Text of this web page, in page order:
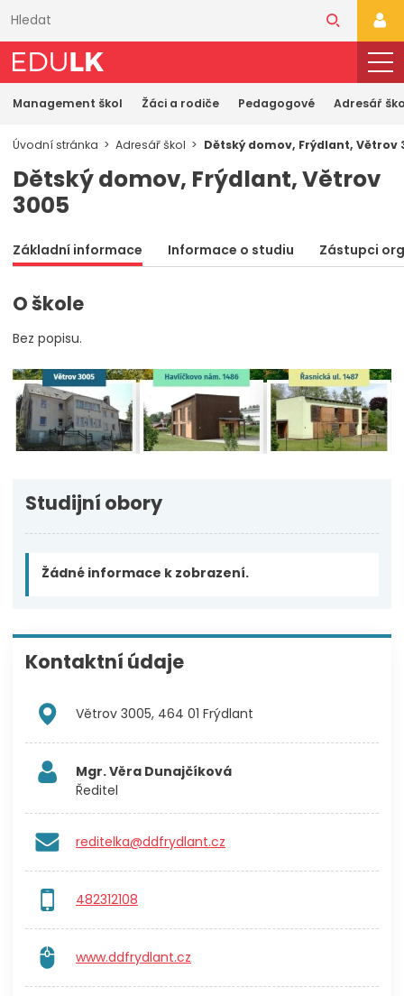
obsahu
Management škol Žáci a rodiče Pedagogové Adresář
Úvodní stránka Adresář škol Dětský domov, Frýdlant, Větrov
Dětský domov, Frýdlant, Větrov
3005
Základní informace Informace o studiu Zástupci
O škole
Bez popisu.
Studijní obory
Žádné informace k zobrazení.
Kontaktní údaje
Větrov 3005, 464 01 Frýdlant
Mgr. Věra Dunajčíková
Ředitel
reditelka@ddfrydlant.cz
482312108
www.ddfrydlant.cz